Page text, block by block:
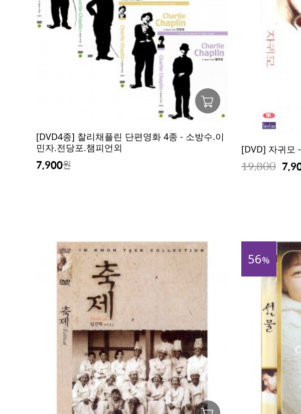
[DVD4종] 찰리채플린 단편영화 4종 - 소방수.이
민자.전당포.챔피언외
7,900원
[DVD] 자귀모
19,800
56%